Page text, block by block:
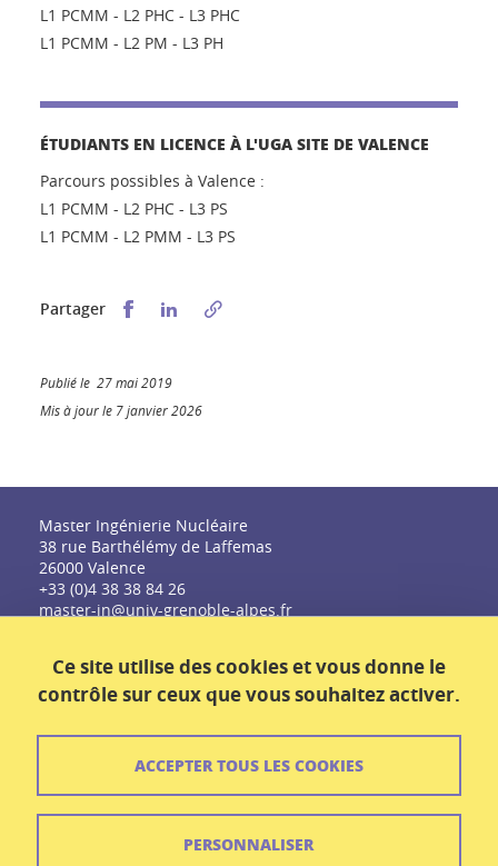
L1 PCMM - L2 PHC - L3 PHC
L1 PCMM - L2 PM - L3 PH
ÉTUDIANTS EN LICENCE À L'UGA SITE DE VALENCE
Parcours possibles à Valence :
L1 PCMM - L2 PHC - L3 PS
L1 PCMM - L2 PMM - L3 PS
Partager Partager sur Facebook
Partager sur LinkedIn
Publié le 27 mai 2019
Mis à jour le 7 janvier 2026
Master Ingénierie Nucléaire
38 rue Barthélémy de Laffemas
26000 Valence
+33 (0)4 38 38 84 26
master-in@univ-grenoble-alpes.fr
Plan du site
Ce site utilise des cookies et vous donne le
contrôle sur ceux que vous souhaitez activer.
ACCEPTER TOUS LES COOKIES
PERSONNALISER